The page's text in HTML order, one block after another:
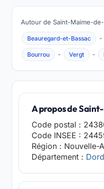
Autour de Saint-Maime-
Beauregard-et-Bassac -
Bourrou - Vergt -
A propos de
Code postal :
Code INSEE :
Région : Nouvelle-
Département :